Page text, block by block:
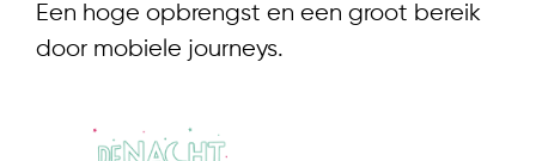
Een hoge opbrengst en een groot bereik
door mobiele journeys.